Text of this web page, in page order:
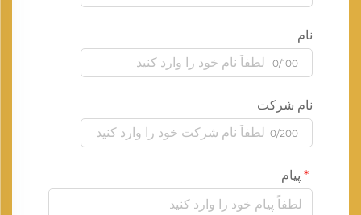
نام
0/100
نام شرکت
0/200
پیام